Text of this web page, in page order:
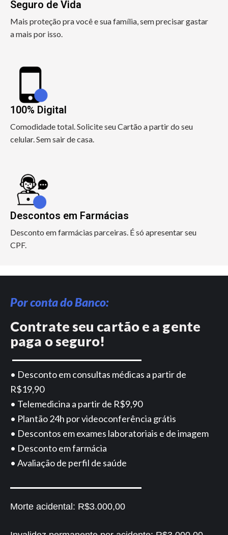
Seguro de Vida
Mais proteção pra você e sua família, sem precisar gastar
a mais por isso.
100% Digital
Comodidade total. Solicite seu Cartão a partir do seu
celular. Sem sair de casa.
Descontos em Farmácias
Desconto em farmácias parceiras. É só apresentar seu
CPF.
Por conta do Banco:
Contrate seu cartão e a gente
paga o seguro!
• Desconto em consultas médicas a partir de
R$19,90
• Telemedicina a partir de R$9,90
• Plantão 24h por videoconferência grátis
• Descontos em exames laboratoriais e de imagem
• Desconto em farmácia
• Avaliação de perfil de saúde
Morte acidental: R$3.000,00